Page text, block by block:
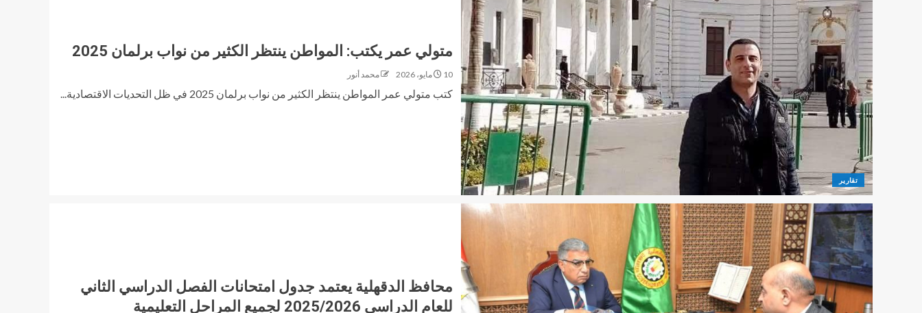
تقارير
متولي عمر يكتب: المواطن ينتظر الكثير من نواب برلمان 2025
10 مايو، 2026 محمد أنور
كتب متولي عمر المواطن ينتظر الكثير من نواب برلمان 2025 في ظل التحديات الاقتصادية...
محافظ الدقهلية يعتمد جدول امتحانات الفصل الدراسي الثاني
للعام الدراسي 2025/2026 لجميع المراحل التعليمية